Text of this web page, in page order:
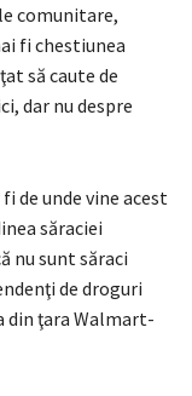
comunitare,
fi chestiunea
să caute de
dar nu despre
de unde vine acest
săraciei
nu sunt săraci
de droguri
din ţara Walmart-